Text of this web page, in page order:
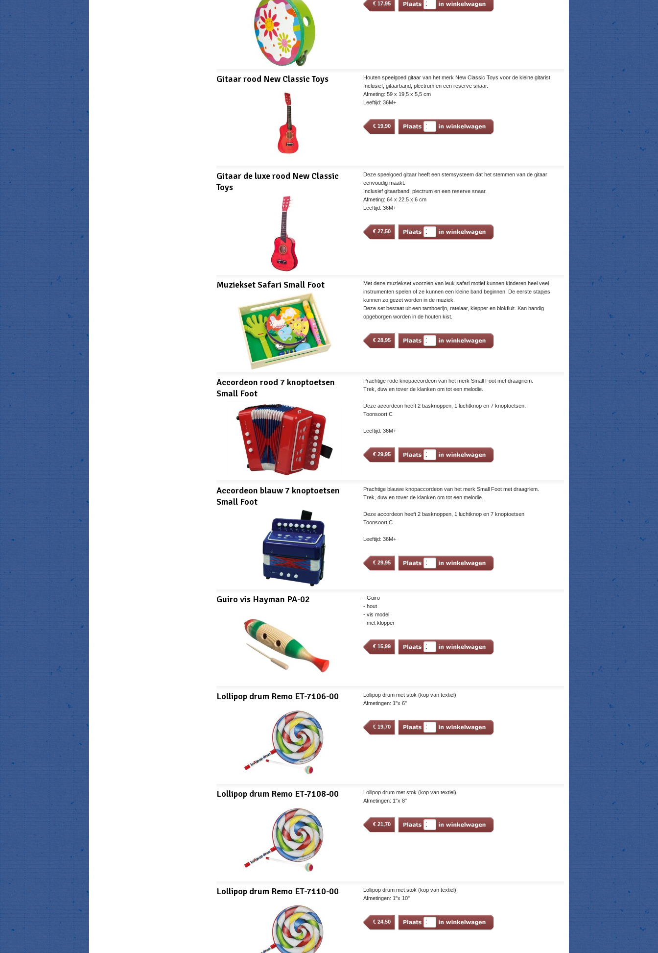
€ 17,95
Gitaar rood New Classic Toys
Houten speelgoed gitaar van het merk New Classic Toys voor de kleine gitarist.
Inclusief, gitaarband, plectrum en een reserve snaar.
Afmeting: 59 x 19,5 x 5,5 cm
Leeftijd: 36M+
€ 19,90
Gitaar de luxe rood New Classic
Toys
Deze speelgoed gitaar heeft een stemsysteem dat het stemmen van de gitaar
eenvoudig maakt.
Inclusief gitaarband, plectrum en een reserve snaar.
Afmeting: 64 x 22.5 x 6 cm
Leeftijd: 36M+
€ 27,50
Muziekset Safari Small Foot
Met deze muziekset voorzien van leuk safari motief kunnen kinderen heel veel
instrumenten spelen of ze kunnen een kleine band beginnen! De eerste stapjes
kunnen zo gezet worden in de muziek.
Deze set bestaat uit een tamboerijn, ratelaar, klepper en blokfluit. Kan handig
opgeborgen worden in de houten kist.
€ 28,95
Accordeon rood 7 knoptoetsen
Small Foot
Prachtige rode knopaccordeon van het merk Small Foot met draagriem.
Trek, duw en tover de klanken om tot een melodie.
Deze accordeon heeft 2 basknoppen, 1 luchtknop en 7 knoptoetsen.
Toonsoort C
Leeftijd: 36M+
€ 29,95
Accordeon blauw 7 knoptoetsen
Small Foot
Prachtige blauwe knopaccordeon van het merk Small Foot met draagriem.
Trek, duw en tover de klanken om tot een melodie.
Deze accordeon heeft 2 basknoppen, 1 luchtknop en 7 knoptoetsen
Toonsoort C
Leeftijd: 36M+
€ 29,95
Guiro vis Hayman PA-02
- Guiro
- hout
- vis model
- met klopper
€ 15,99
Lollipop drum Remo ET-7106-00
Lollipop drum met stok (kop van textiel)
Afmetingen: 1"x 6"
€ 19,70
Lollipop drum Remo ET-7108-00
Lollipop drum met stok (kop van textiel)
Afmetingen: 1"x 8"
€ 21,70
Lollipop drum Remo ET-7110-00
Lollipop drum met stok (kop van textiel)
Afmetingen: 1"x 10"
€ 24,50